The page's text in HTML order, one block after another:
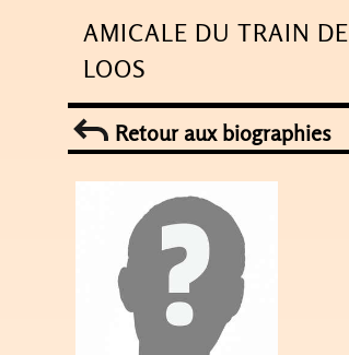
to
content
AMICALE DU TRAIN DE
LOOS
Retour aux biographies